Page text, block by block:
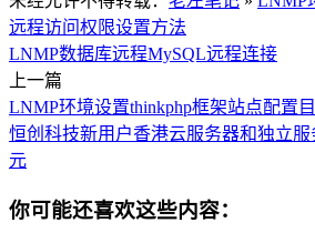
远程访问权限设置方法
LNMP数据库远程MySQL远程连接
上一篇
LNMP环境设置thinkphp框架站点配置
恒创科技新用户香港云服务器和独立
元
你可能还喜欢这些内容：